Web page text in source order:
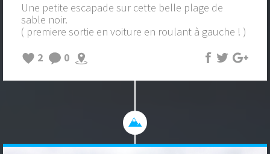
Une petite escapade sur cette belle plage de
sable noir.
( premiere sortie en voiture en roulant à gauche ! )
2
0